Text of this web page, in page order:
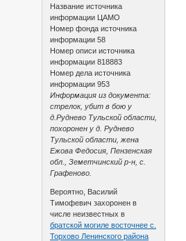
Название источника
информации ЦАМО
Номер фонда источника
информации 58
Номер описи источника
информации 818883
Номер дела источника
информации 953
Информация из документа:
стрелок, убит в бою у
д.Руднево Тульской области,
похоронен у д. Руднево
Тульской области, жена
Ежова Федосия, Пензенская
обл., Земетчинский р-н, с.
Графеново.
Вероятно, Василий
Тимофевич захоронен в
числе неизвестных в
братской могиле восточнее с.
Торхово Ленинского района